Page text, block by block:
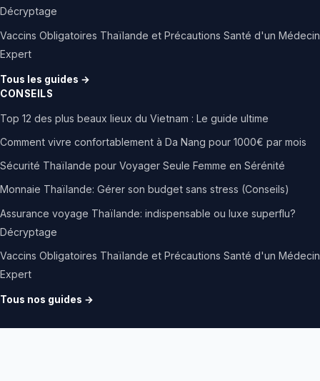
Décryptage
Vaccins Obligatoires Thaïlande et Précautions Santé d'un Médecin
Expert
Tous les guides →
CONSEILS
Top 12 des plus beaux lieux du Vietnam : Le guide ultime
Comment vivre confortablement à Da Nang pour 1000€ par mois
Sécurité Thaïlande pour Voyager Seule Femme en Sérénité
Monnaie Thaïlande: Gérer son budget sans stress (Conseils)
Assurance voyage Thaïlande: indispensable ou luxe superflu?
Décryptage
Vaccins Obligatoires Thaïlande et Précautions Santé d'un Médecin
Expert
Tous nos guides →